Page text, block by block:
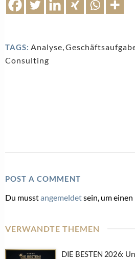
TAGS: Analyse
Consulting
POST A COMMENT
Du musstangemeldetsein, um
VERWANDTE THEMEN
DIE BESTEN 2026: